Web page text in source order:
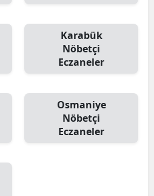
Karabük
Nöbetçi
Eczaneler
Osmaniye
Nöbetçi
Eczaneler